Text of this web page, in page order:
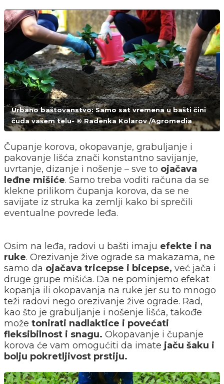
Urbano baštovanstvo: Samo sat vremena u bašti čini
čuda vašem telu- © Radenka Kolarov /Agromedia
Čupanje korova, okopavanje, grabuljanje i
pakovanje lišća znači konstantno savijanje,
uvrtanje, dizanje i nošenje – sve to ojačava
leđne mišiće. Samo treba voditi računa da se
klekne prilikom čupanja korova, da se ne
savijate iz struka ka zemlji kako bi sprečili
eventualne povrede leđa.
Osim na leđa, radovi u bašti imaju efekte i na
ruke. Orezivanje žive ograde sa makazama, ne
samo da ojačava tricepse i bicepse, već jača i
druge grupe mišića. Da ne pominjemo efekat
kopanja ili okopavanja na ruke jer su to mnogo
teži radovi nego orezivanje žive ograde. Rad,
kao što je grabuljanje i nošenje lišća, takođe
može tonirati nadlaktice i povećati
fleksibilnost i snagu. Okopavanje i čupanje
korova će vam omogućiti da imate jaču šaku i
bolju pokretljivost prstiju.